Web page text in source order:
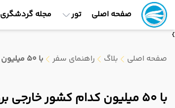
صفحه اصلی تور مجله گردشگری
}
صفحه اصلی
بلاگ راهنمای سفر با 50 میلیون کدام کشور خارجی برویم؟
با 50 میلیون کدام کشور خارجی برویم؟